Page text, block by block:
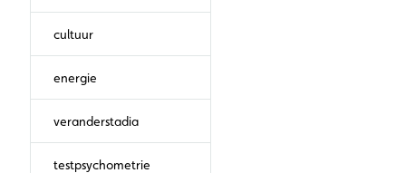
cultuur
energie
veranderstadia
testpsychometrie